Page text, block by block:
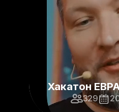
Хакатон
329